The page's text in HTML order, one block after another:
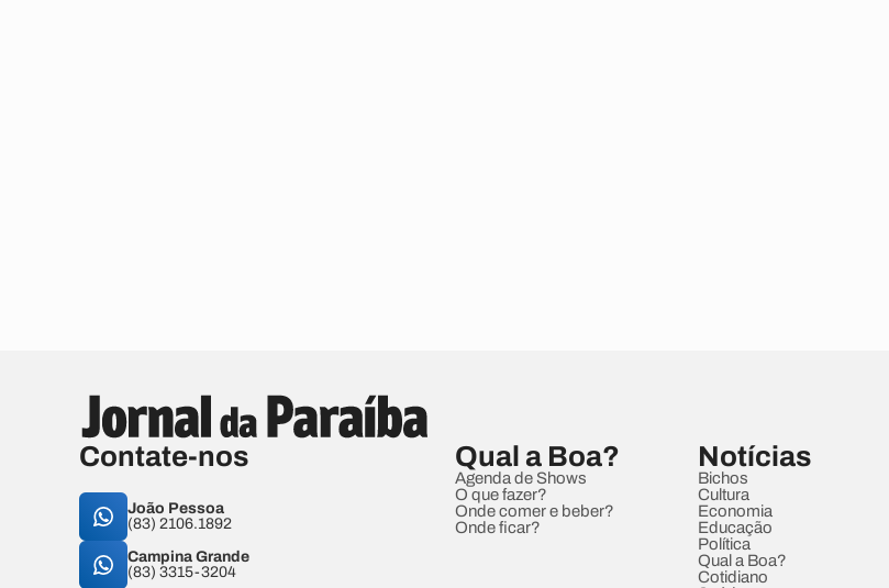
Contate-nos
João Pessoa
(83) 2106.1892
Campina Grande
(83) 3315-3204
Qual a Boa?
Agenda de Shows
O que fazer?
Onde comer e beber?
Onde ficar?
Notícias
Bichos
Cultura
Economia
Educação
Política
Qual a Boa?
Cotidiano